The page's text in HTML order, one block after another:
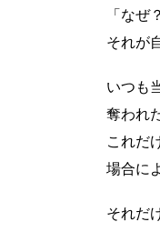
「なぜ
それが
いつも
奪われ
これだ
場合に
それだ